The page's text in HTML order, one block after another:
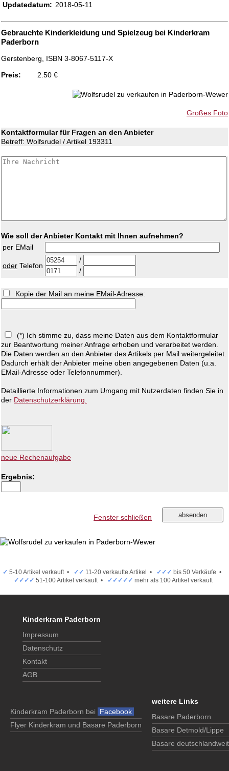
Updatedatum: 2018-05-11
Gebrauchte Kinderkleidung und Spielzeug bei Kinderkram
Paderborn
Gerstenberg, ISBN 3-8067-5117-X
Preis:
2.50 €
Großes Foto
Kontaktformular für Fragen an den Anbieter
Betreff: Wolfsrudel / Artikel 193311
Wie soll der Anbieter Kontakt mit Ihnen aufnehmen?
per EMail
oder Telefon
/
/
Kopie der Mail an meine EMail-Adresse:
(*) Ich stimme zu, dass meine Daten aus dem Kontaktformular
zur Beantwortung meiner Anfrage erhoben und verarbeitet werden.
Die Daten werden an den Anbieter des Artikels per Mail weitergeleitet.
Dadurch erhält der Anbieter meine oben angegebenen Daten (u.a.
EMail-Adresse oder Telefonnummer).
Detaillierte Informationen zum Umgang mit Nutzerdaten finden Sie in
der Datenschutzerklärung.
neue Rechenaufgabe
Ergebnis:
Fenster schließen
✓ 5-10 Artikel verkauft • ✓✓ 11-20 verkaufte Artikel • ✓✓✓ bis 50 Verkäufe •
✓✓✓✓ 51-100 Artikel verkauft • ✓✓✓✓✓ mehr als 100 Artikel verkauft
Kinderkram Paderborn
Impressum
Datenschutz
Kontakt
AGB
Kinderkram Paderborn bei
Facebook
Flyer Kinderkram und Basare Paderborn
weitere Links
Basare Paderborn
Basare Detmold/Lippe
Basare deutschlandweit